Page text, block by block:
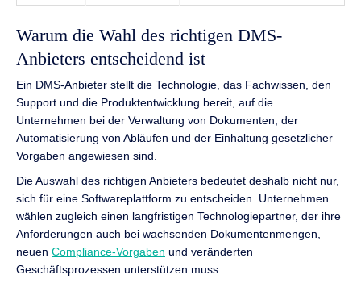
Warum die Wahl des richtigen DMS-
Anbieters entscheidend ist
Ein DMS-Anbieter stellt die Technologie, das Fachwissen, den
Support und die Produktentwicklung bereit, auf die
Unternehmen bei der Verwaltung von Dokumenten, der
Automatisierung von Abläufen und der Einhaltung gesetzlicher
Vorgaben angewiesen sind.
Die Auswahl des richtigen Anbieters bedeutet deshalb nicht nur,
sich für eine Softwareplattform zu entscheiden. Unternehmen
wählen zugleich einen langfristigen Technologiepartner, der ihre
Anforderungen auch bei wachsenden Dokumentenmengen,
neuen Compliance-Vorgaben und veränderten
Geschäftsprozessen unterstützen muss.